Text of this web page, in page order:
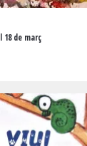
18 de març